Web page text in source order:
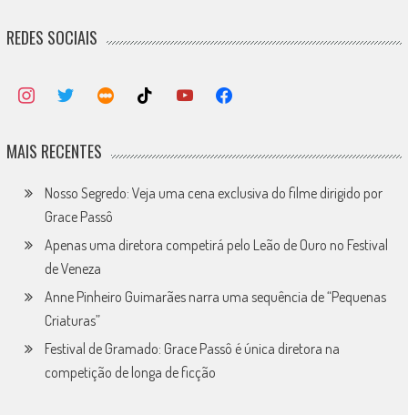
REDES SOCIAIS
MAIS RECENTES
Nosso Segredo: Veja uma cena exclusiva do filme dirigido por
Grace Passô
Apenas uma diretora competirá pelo Leão de Ouro no Festival
de Veneza
Anne Pinheiro Guimarães narra uma sequência de “Pequenas
Criaturas”
Festival de Gramado: Grace Passô é única diretora na
competição de longa de ficção